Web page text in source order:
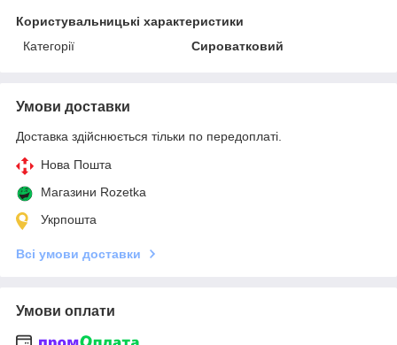
Користувальницькі характеристики
Категорії
Сироватковий
Умови доставки
Доставка здійснюється тільки по передоплаті.
Нова Пошта
Магазини Rozetka
Укрпошта
Всі умови доставки
Умови оплати